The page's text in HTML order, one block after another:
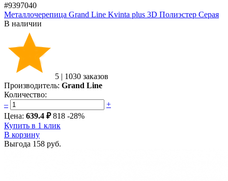
#9397040
Металлочерепица Grand Line Kvinta plus 3D Полиэстер Серая
В наличии
5 | 1030 заказов
Производитель: Grand Line
Количество:
–
+
Цена: 639.4 ₽ 818 -28%
Купить в 1 клик
В корзину
Выгода 158 руб.